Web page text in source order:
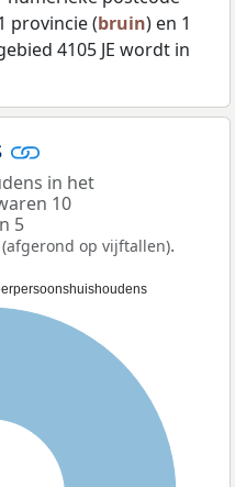
provincie (bruin) en 1
4105 JE wordt in
in het
10
5
(afgerond op vijftallen).